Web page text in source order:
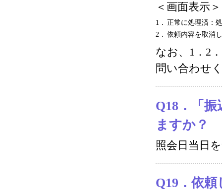
＜画面表示＞
1． 正常に処理済：
2． 依頼内容を取消
なお、1．2
問い合わせ
Q18．「
ますか？
照会日当日
Q19．依